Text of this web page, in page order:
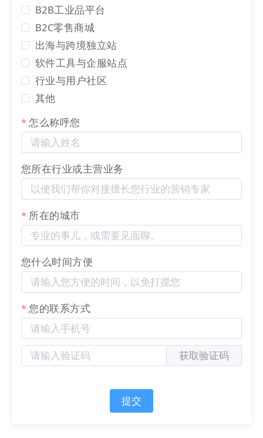
B2B工业品平台
B2C零售商城
出海与跨境独立站
软件工具与企服站点
行业与用户社区
其他
怎么称呼您
您所在行业或主营业务
所在的城市
您什么时间方便
您的联系方式
获取验证码
提交